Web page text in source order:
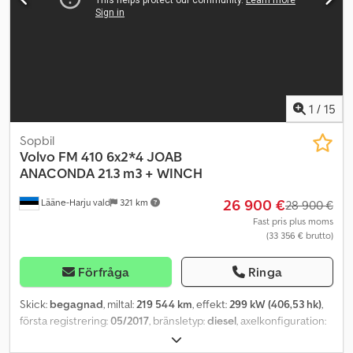
Axelkonfiguration: 4x4 Fjädringstyp: bladfjädring Bromsar:
1 / 15
Lääne-Harju vald 321 km
Sopbil
Volvo FM 410 6x2*4 JOAB
ANACONDA 21.3 m3 + WINCH
26 900 €28 900 €
Fast pris plus moms
(33 356 € brutto)
Förfråga Ringa
Skick: begagnad, miltal:219 544 km, effekt:299 kW (406,53 hk),
första registrering:05/2017, bränsletyp:diesel, axelkonfiguration:
diesel